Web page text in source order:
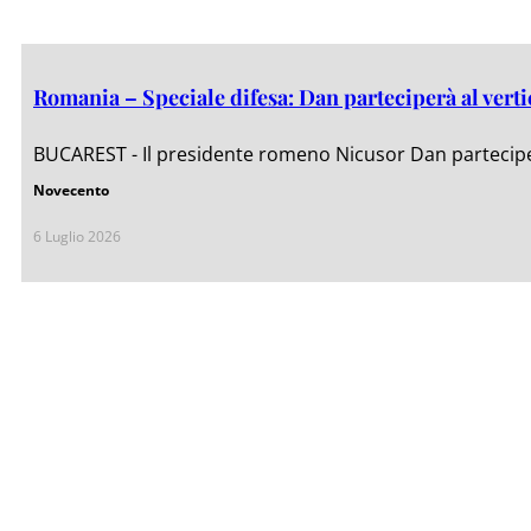
Romania – Speciale difesa: Dan parteciperà al
BUCAREST - Il presidente romeno Nicusor Dan
Novecento
6 Luglio 2026